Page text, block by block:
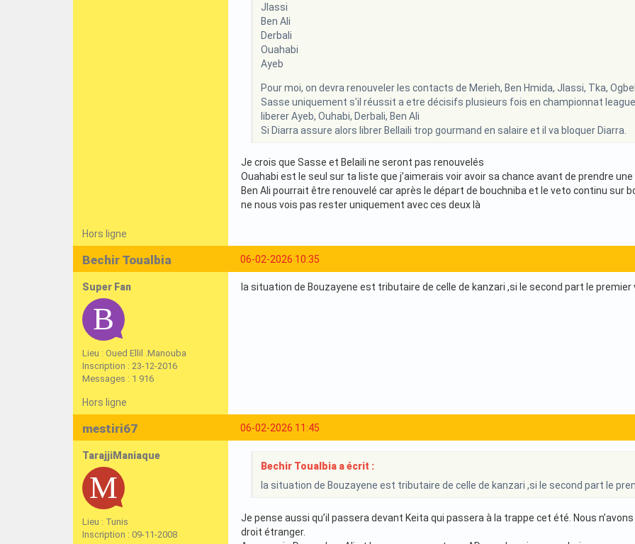
Jlassi
Ben Ali
Derbali
Ouahabi
Ayeb
Pour moi, on devra renouveler les contacts de Merieh, Ben Hmida, Jlassi, Tka,
Sasse uniquement s'il réussit a etre décisifs plusieurs fois en championnat
liberer Ayeb, Ouhabi, Derbali, Ben Ali
Si Diarra assure alors librer Bellaili trop gourmand en salaire et il va bloquer Diarra.
Je crois que Sasse et Belaili ne seront pas renouvelés
Ouahabi est le seul sur ta liste que j’aimerais voir avoir sa chance avant de prendre une
Ben Ali pourrait être renouvelé car après le départ de bouchniba et le veto continu sur
ne nous vois pas rester uniquement avec ces deux là
Hors ligne
06-02-2026 10:35
Bechir Toualbia
Super Fan
Lieu : Oued Ellil .Manouba
Inscription : 23-12-2016
Messages : 1 916
la situation de Bouzayene est tributaire de celle de kanzari ,si le second part le
Hors ligne
06-02-2026 11:45
mestiri67
TarajjiManiaque
Lieu : Tunis
Inscription : 09-11-2008
Bechir Toualbia a écrit :
la situation de Bouzayene est tributaire de celle de kanzari ,si le second part le
Je pense aussi qu’il passera devant Keita qui passera à la trappe cet été. Nous
droit étranger.